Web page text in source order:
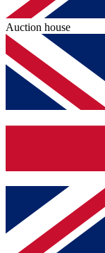
Auction house